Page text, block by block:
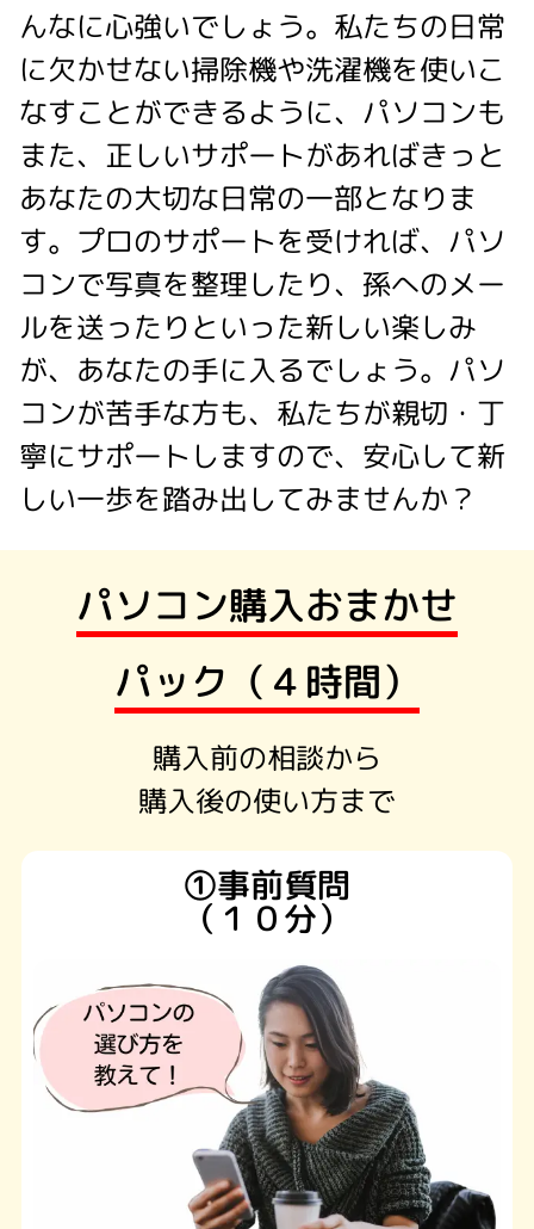
んなに心強いでしょう。私たちの日常
に欠かせない掃除機や洗濯機を使いこ
なすことができるように、パソコンも
また、正しいサポートがあればきっと
あなたの大切な日常の一部となりま
す。プロのサポートを受ければ、パソ
コンで写真を整理したり、孫へのメー
ルを送ったりといった新しい楽しみ
が、あなたの手に入るでしょう。パソ
コンが苦手な方も、私たちが親切・丁
寧にサポートしますので、安心して新
しい一歩を踏み出してみませんか？
パソコン購入おまかせ
パック（４時間）
購入前の相談から
購入後の使い方まで
①事前質問
（１０分）